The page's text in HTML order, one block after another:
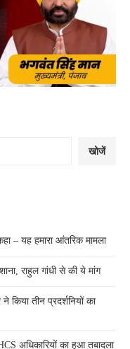
खोजें
– यह हमारा आंतरिक मामला
राहुल गांधी से की ये मांग
किया तीन प्रदर्शनियों का
अधिकारियों का हुआ तबादला